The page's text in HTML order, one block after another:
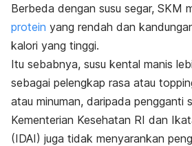
Berbeda dengan susu segar, SKM
protein yang rendah dan
kalori yang tinggi.
Itu sebabnya, susu kental manis
sebagai pelengkap rasa atau
atau minuman, daripada pengganti
Kementerian Kesehatan RI dan
(IDAI) juga tidak menyarankan